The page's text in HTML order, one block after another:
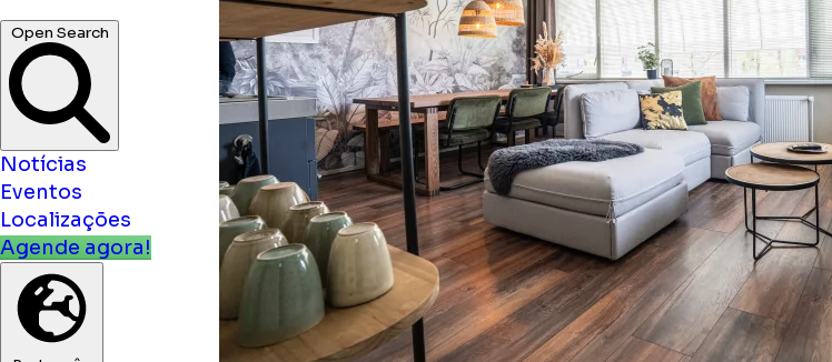
events ...
Open Search
Notícias
Eventos
Localizações
Agende agora!